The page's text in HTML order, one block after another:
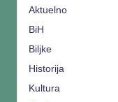
Aktuelno
BiH
Biljke
Historija
Kultura